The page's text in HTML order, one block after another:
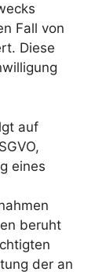
Fall von
Diese
auf
eines
beruht
der an